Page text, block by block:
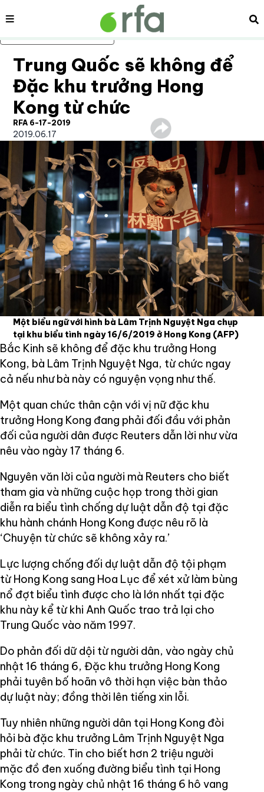
Bỏ qua nội dung chính
Nội dung
Trung Quốc sẽ không để
Đặc khu trưởng Hong
Kong từ chức
RFA 6-17-2019
2019.06.17
Một biểu ngữ với hình bà Lâm Trịnh Nguyệt Nga chụp
tại khu biểu tình ngày 16/6/2019 ở Hong Kong (AFP)
Bắc Kinh sẽ không để đặc khu trưởng Hong
Kong, bà Lâm Trịnh Nguyệt Nga, từ chức ngay
cả nếu như bà này có nguyện vọng như thế.
Một quan chức thân cận với vị nữ đặc khu
trưởng Hong Kong đang phải đối đầu với phản
đối của người dân được Reuters dẫn lời như vừa
nêu vào ngày 17 tháng 6.
Nguyên văn lời của người mà Reuters cho biết
tham gia và những cuộc họp trong thời gian
diễn ra biểu tình chống dự luật dẫn độ tại đặc
khu hành chánh Hong Kong được nêu rõ là
‘Chuyện từ chức sẽ không xảy ra.’
Lực lượng chống đối dự luật dẫn độ tội phạm
từ Hong Kong sang Hoa Lục để xét xử làm bùng
nổ đợt biểu tình được cho là lớn nhất tại đặc
khu này kể từ khi Anh Quốc trao trả lại cho
Trung Quốc vào năm 1997.
Do phản đối dữ dội từ người dân, vào ngày chủ
nhật 16 tháng 6, Đặc khu trưởng Hong Kong
phải tuyên bố hoãn vô thời hạn việc bàn thảo
dự luật này; đồng thời lên tiếng xin lỗi.
Tuy nhiên những người dân tại Hong Kong đòi
hỏi bà đặc khu trưởng Lâm Trịnh Nguyệt Nga
phải từ chức. Tin cho biết hơn 2 triệu người
mặc đồ đen xuống đường biểu tình tại Hong
Kong trong ngày chủ nhật 16 tháng 6 hô vang